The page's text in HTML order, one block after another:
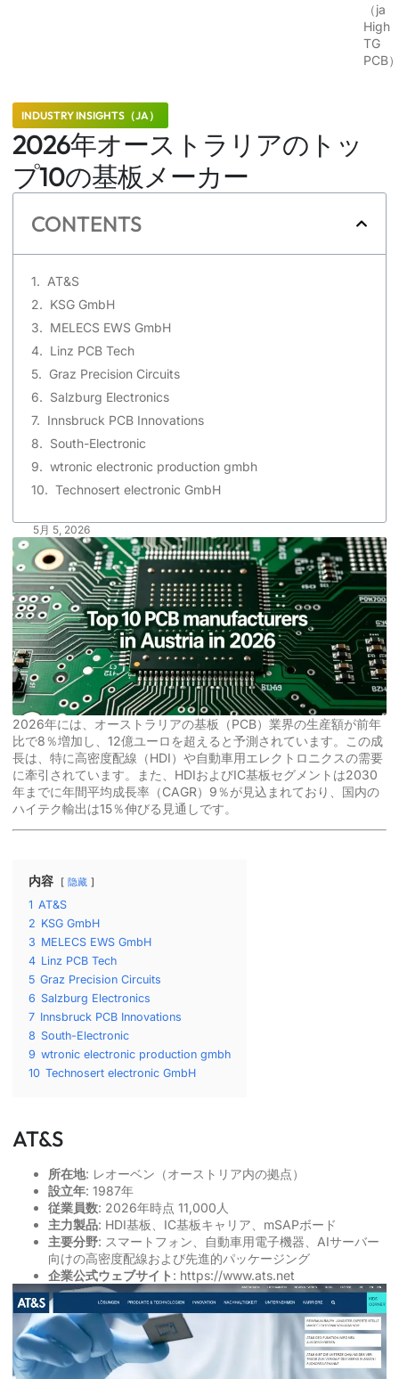
（ja
High
TG
PCB
INDUSTRY INSIGHTS（JA）
2026年オーストラリアのトッ
プ10の基板メーカー
CONTENTS
AT&S
KSG GmbH
MELECS EWS GmbH
Linz PCB Tech
Graz Precision Circuits
Salzburg Electronics
Innsbruck PCB Innovations
South-Electronic
wtronic electronic production gmbh
Technosert electronic GmbH
5月 5, 2026
2026年には、オーストラリアの基板（PCB）業界の生産額が前年
比で8％増加し、12億ユーロを超えると予測されています。この成
長は、特に高密度配線（HDI）や自動車用エレクトロニクスの需要
に牽引されています。また、HDIおよびIC基板セグメントは2030
年までに年間平均成長率（CAGR）9％が見込まれており、国内の
ハイテク輸出は15％伸びる見通しです。
内容 隐藏
1 AT&S
2 KSG GmbH
3 MELECS EWS GmbH
4 Linz PCB Tech
5 Graz Precision Circuits
6 Salzburg Electronics
7 Innsbruck PCB Innovations
8 South-Electronic
9 wtronic electronic production gmbh
10 Technosert electronic GmbH
AT&S
所在地: レオーベン（オーストリア内の拠点）
設立年: 1987年
従業員数: 2026年時点 11,000人
主力製品: HDI基板、IC基板キャリア、mSAPボード
主要分野: スマートフォン、自動車用電子機器、AIサーバー
向けの高密度配線および先進的パッケージング
企業公式ウェブサイト : https://www.ats.net